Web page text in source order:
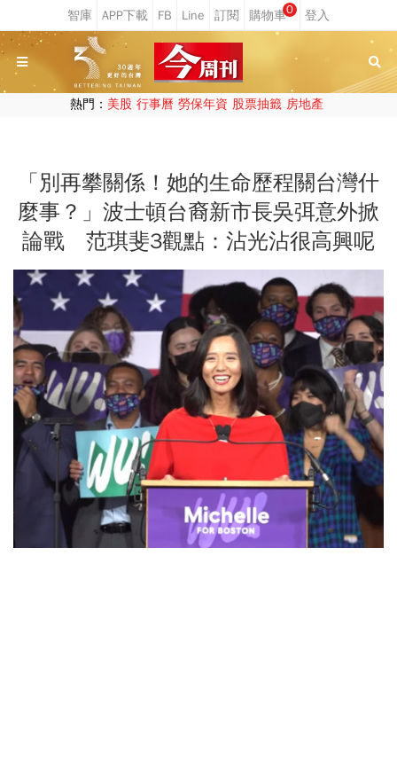
0
熱門： 美股 行事曆 勞保年資 股票抽籤 房地產
「別再攀關係！她的生命歷程關台灣什
麼事？」波士頓台裔新市長吳弭意外掀
論戰 范琪斐3觀點：沾光沾很高興呢